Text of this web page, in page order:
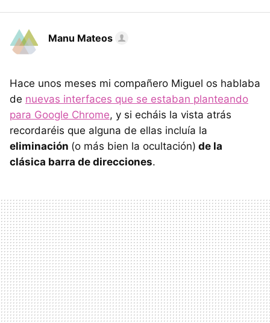
Manu Mateos
Hace unos meses mi compañero Miguel os hablaba
de nuevas interfaces que se estaban planteando
para Google Chrome, y si echáis la vista atrás
recordaréis que alguna de ellas incluía la
eliminación (o más bien la ocultación) de la
clásica barra de direcciones.